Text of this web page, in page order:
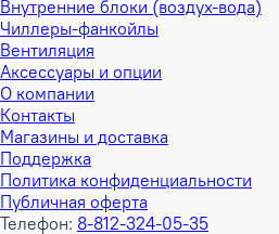
Внутренние блоки (воздух-вода)
Чиллеры-фанкойлы
Вентиляция
Аксессуары и опции
О компании
Контакты
Магазины и доставка
Поддержка
Политика конфиденциальности
Публичная оферта
Телефон: 8-812-324-05-35